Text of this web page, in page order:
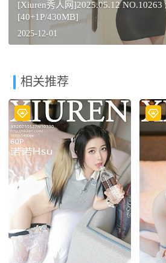
[Xiuren秀人网]2025.05.12 NO.10263
[40+1P/430MB]
2025-12-01
相关推荐